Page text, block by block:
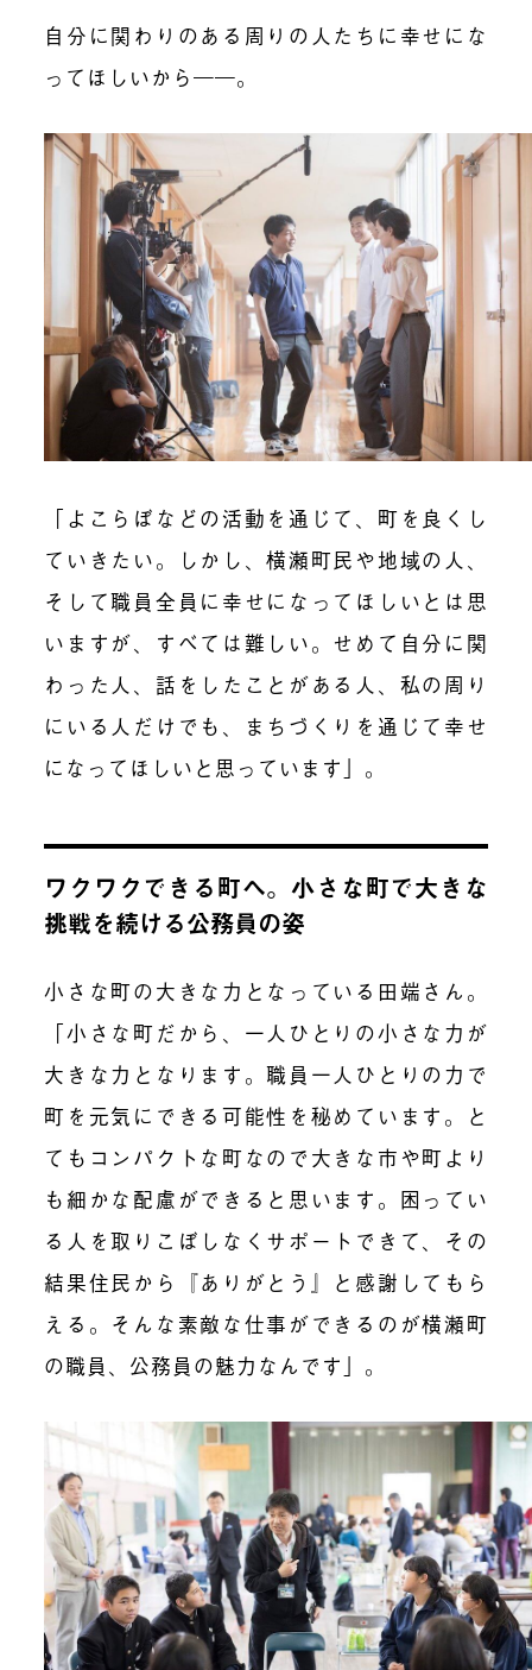
自分に関わりのある周りの人たちに幸せにな
ってほしいから――。
「よこらぼなどの活動を通じて、町を良くし
ていきたい。しかし、横瀬町民や地域の人、
そして職員全員に幸せになってほしいとは思
いますが、すべては難しい。せめて自分に関
わった人、話をしたことがある人、私の周り
にいる人だけでも、まちづくりを通じて幸せ
になってほしいと思っています」。
ワクワクできる町へ。小さな町で大きな
挑戦を続ける公務員の姿
小さな町の大きな力となっている田端さん。
「小さな町だから、一人ひとりの小さな力が
大きな力となります。職員一人ひとりの力で
町を元気にできる可能性を秘めています。と
てもコンパクトな町なので大きな市や町より
も細かな配慮ができると思います。困ってい
る人を取りこぼしなくサポートできて、その
結果住民から『ありがとう』と感謝してもら
える。そんな素敵な仕事ができるのが横瀬町
の職員、公務員の魅力なんです」。